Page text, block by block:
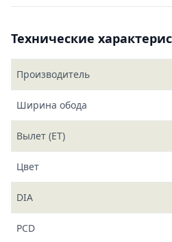
Технические
Производитель
Ширина обода
Вылет (ET)
Цвет
DIA
PCD